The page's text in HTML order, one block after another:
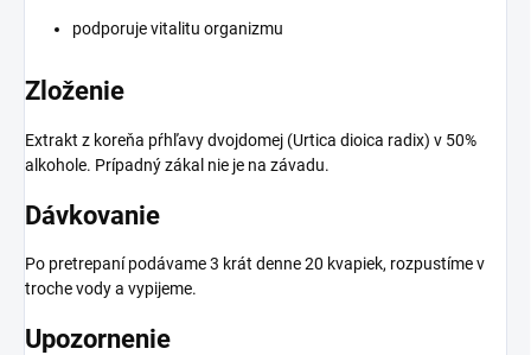
podporuje vitalitu organizmu
Zloženie
Extrakt z koreňa pŕhľavy dvojdomej (Urtica dioica radix) v 50%
alkohole. Prípadný zákal nie je na závadu.
Dávkovanie
Po pretrepaní podávame 3 krát denne 20 kvapiek, rozpustíme v
troche vody a vypijeme.
Upozornenie